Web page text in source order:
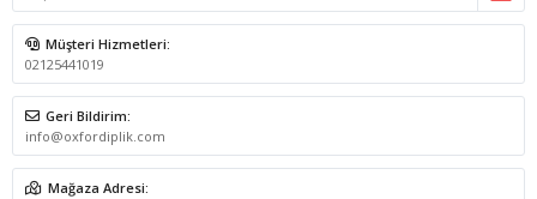
Müşteri Hizmetleri:
02125441019
Geri Bildirim:
info@oxfordiplik.com
Mağaza Adresi: